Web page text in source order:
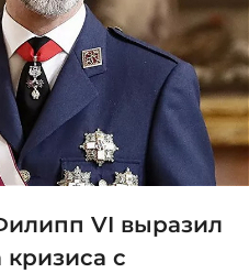
VI выразил
с